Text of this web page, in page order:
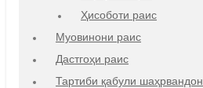
Ҳисоботи раис
Муовинони раис
Дастгоҳи раис
Тартиби қабули шаҳрвандон